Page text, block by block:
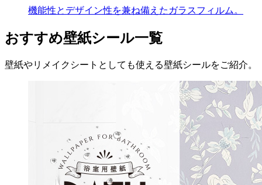
機能性とデザイン性を兼ね備えたガラスフィルム。
おすすめ壁紙シール一覧
壁紙やリメイクシートとしても使える壁紙シールをご紹介。